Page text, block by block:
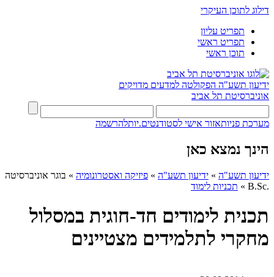
דילוג לתוכן העיקרי
תפריט עליון
תפריט ראשי
תוכן ראשי
ידיעון תשע"ה הפקולטה למדעים מדויקים
אוניברסיטת תל אביב
מערכת פניותאזור אישי לסטודנטים.יותלהרשמה
הינך נמצא כאן
ידיעון תשע"ה » ידיעון תשע"ה » פיזיקה ואסטרונומיה » בוגר אוניברסיטה
.B.Sc
» תכניות לימוד
תכנית לימודים חד-חוגית במסלול
מחקרי לתלמידים מצטיינים